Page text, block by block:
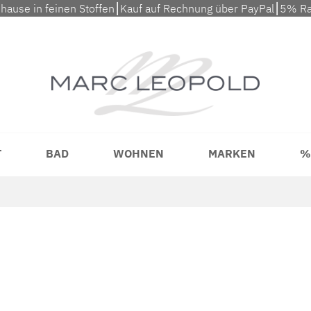
in feinen Stoffen⎮Kauf auf Rechnung über PayPal⎮5%
BAD WOHNEN MARKEN